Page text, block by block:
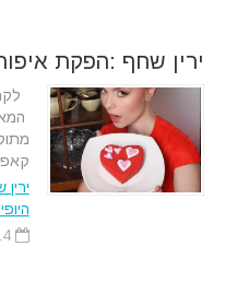
ירין שחף :הפקת
15/02/2014